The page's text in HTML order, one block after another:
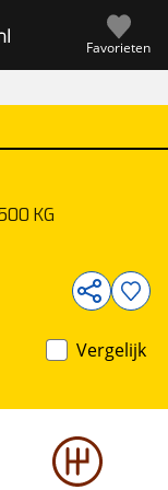
Favorieten
KG
Vergelijk